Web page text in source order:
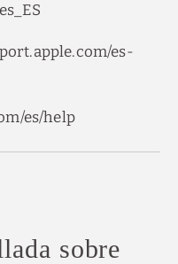
es-
es/help
sobre